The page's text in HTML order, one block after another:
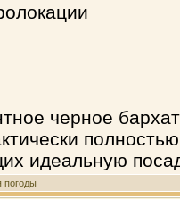
черное
идеальную
погоды